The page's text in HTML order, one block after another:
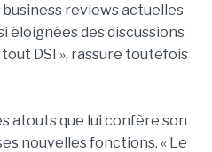
reviews actuelles
éloignées des discussions
DSI », rassure toutefois
atouts que lui confère son
nouvelles fonctions. « Le